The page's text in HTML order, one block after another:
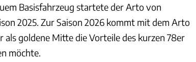
Basisfahrzeug startete der Arto von
2025. Zur Saison 2026 kommt mit dem Arto
als goldene Mitte die Vorteile des kurzen 78er
möchte.